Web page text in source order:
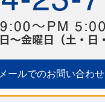
メールでのお問い合わせ